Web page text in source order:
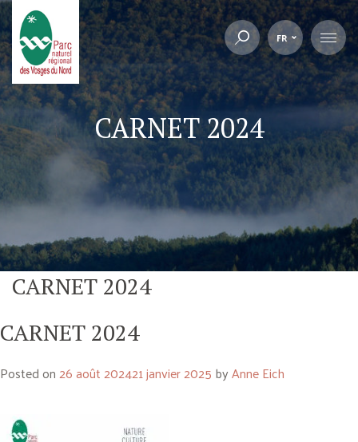
FR
CARNET 2024
CARNET 2024
CARNET 2024
Posted on26 août 202421 janvier 2025 byAnne Eich